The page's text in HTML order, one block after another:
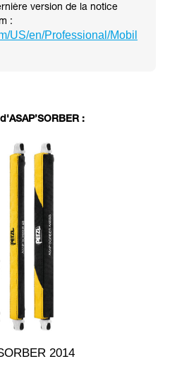
version de la notice
:
US/en/Professional/Mobil
:
2014